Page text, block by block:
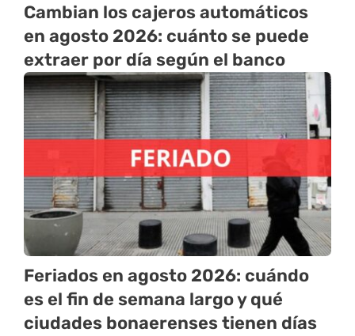
Cambian los cajeros automáticos
en agosto 2026: cuánto se puede
extraer por día según el banco
Feriados en agosto 2026: cuándo
es el fin de semana largo y qué
ciudades bonaerenses tienen días